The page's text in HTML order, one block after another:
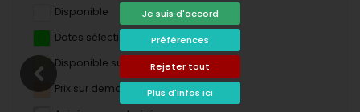
Je suis d'accord
Préférences
Rejeter tout
Plus d'infos ici
Disponible
Dates sélectionnées
Disponible sur demande
Prix sur demande